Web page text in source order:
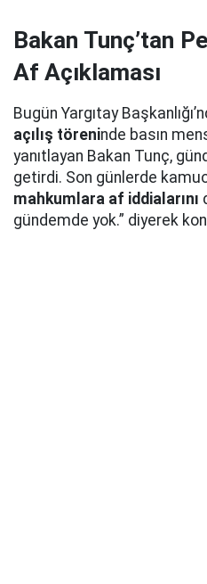
Bakan Tunç’tan
Af Açıklaması
Bugün Yargıtay
açılış töreninde basın
yanıtlayan Bakan Tunç,
getirdi. Son günlerde
mahkumlara af iddialarını
gündemde yok.” diyerek